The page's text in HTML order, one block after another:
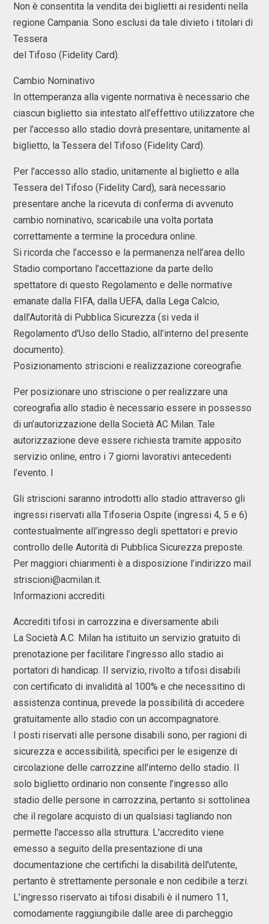
Non è consentita la vendita dei biglietti ai residenti nella
regione Campania. Sono esclusi da tale divieto i titolari di
Tessera
del Tifoso (Fidelity Card).
Cambio Nominativo
In ottemperanza alla vigente normativa è necessario che
ciascun biglietto sia intestato all’effettivo utilizzatore che
per l’accesso allo stadio dovrà presentare, unitamente al
biglietto, la Tessera del Tifoso (Fidelity Card).
Per l’accesso allo stadio, unitamente al biglietto e alla
Tessera del Tifoso (Fidelity Card), sarà necessario
presentare anche la ricevuta di conferma di avvenuto
cambio nominativo, scaricabile una volta portata
correttamente a termine la procedura online.
Si ricorda che l’accesso e la permanenza nell’area dello
Stadio comportano l’accettazione da parte dello
spettatore di questo Regolamento e delle normative
emanate dalla FIFA, dalla UEFA, dalla Lega Calcio,
dall’Autorità di Pubblica Sicurezza (si veda il
Regolamento d’Uso dello Stadio, all’interno del presente
documento).
Posizionamento striscioni e realizzazione coreografie.
Per posizionare uno striscione o per realizzare una
coreografia allo stadio è necessario essere in possesso
di un’autorizzazione della Società AC Milan. Tale
autorizzazione deve essere richiesta tramite apposito
servizio online, entro i 7 giorni lavorativi antecedenti
l’evento. I
Gli striscioni saranno introdotti allo stadio attraverso gli
ingressi riservati alla Tifoseria Ospite (ingressi 4, 5 e 6)
contestualmente all’ingresso degli spettatori e previo
controllo delle Autorità di Pubblica Sicurezza preposte.
Per maggiori chiarimenti è a disposizione l’indirizzo mail
striscioni@acmilan.it.
Informazioni accrediti.
Accrediti tifosi in carrozzina e diversamente abili
La Società A.C. Milan ha istituito un servizio gratuito di
prenotazione per facilitare l’ingresso allo stadio ai
portatori di handicap. Il servizio, rivolto a tifosi disabili
con certificato di invalidità al 100% e che necessitino di
assistenza continua, prevede la possibilità di accedere
gratuitamente allo stadio con un accompagnatore.
I posti riservati alle persone disabili sono, per ragioni di
sicurezza e accessibilità, specifici per le esigenze di
circolazione delle carrozzine all'interno dello stadio. Il
solo biglietto ordinario non consente l'ingresso allo
stadio delle persone in carrozzina, pertanto si sottolinea
che il regolare acquisto di un qualsiasi tagliando non
permette l'accesso alla struttura. L'accredito viene
emesso a seguito della presentazione di una
documentazione che certifichi la disabilità dell'utente,
pertanto è strettamente personale e non cedibile a terzi.
L’ingresso riservato ai tifosi disabili è il numero 11,
comodamente raggiungibile dalle aree di parcheggio